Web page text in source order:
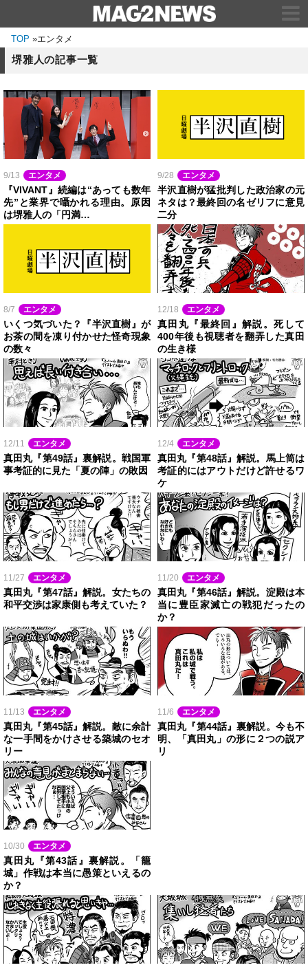
TOP »エンタメ
堺雅人の記事一覧
9/13 エンタメ
『VIVANT』続編は“あっても数年
先”と業界で囁かれる理由。原因
は堺雅人の「円満…
9/28 エンタメ
半沢直樹が猛批判した政治家の元
ネタは？最終回の名ゼリフに意見
二分
8/7 エンタメ
いくつ気づいた？『半沢直樹』が
お茶の間を凍り付かせた怪奇現象
の数々
12/18 エンタメ
真田丸『最終回』解説。死して
400年後も視聴者を翻弄した真田
の生き様
12/11 エンタメ
真田丸『第49話』裏解説。戦国軍
事考証的に見た「夏の陣」の敗因
12/4 エンタメ
真田丸『第48話』解説。馬上筒は
考証的にはアウトだけど許せるワ
ケ
11/27 エンタメ
真田丸『第47話』解説。女たちの
和平交渉は家康側も考えていた？
11/20 エンタメ
真田丸『第46話』解説。淀殿は本
当に豊臣家滅亡の戦犯だったの
か？
11/13 エンタメ
真田丸『第45話』解説。敵に余計
な一手間をかけさせる築城のセオ
リー
11/6 エンタメ
真田丸『第44話』裏解説。今も不
明、「真田丸」の形に２つの説ア
リ
10/30 エンタメ
真田丸『第43話』裏解説。「籠
城」作戦は本当に愚策といえるの
か？